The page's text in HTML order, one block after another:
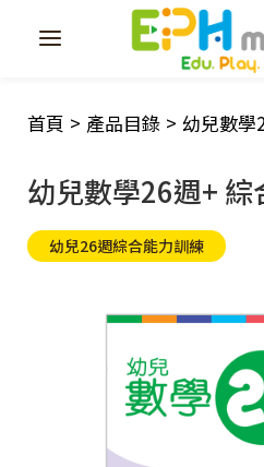
首頁 > 產品目錄 > 幼兒數學
幼兒數學26週+
幼兒26週綜合能力訓練